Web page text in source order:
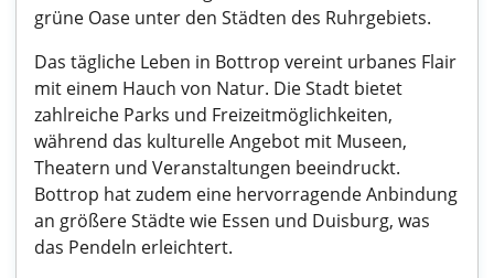
grüne Oase unter den Städten des Ruhrgebiets.
Das tägliche Leben in Bottrop vereint urbanes Flair
mit einem Hauch von Natur. Die Stadt bietet
zahlreiche Parks und Freizeitmöglichkeiten,
während das kulturelle Angebot mit Museen,
Theatern und Veranstaltungen beeindruckt.
Bottrop hat zudem eine hervorragende Anbindung
an größere Städte wie Essen und Duisburg, was
das Pendeln erleichtert.